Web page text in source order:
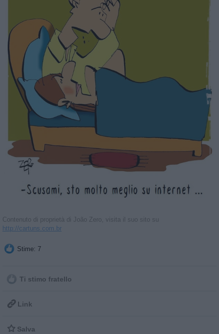
Contenuto di proprietà di João Zero, visita il suo sito su
http://cartuns.com.br
Stime: 7
Ti stimo fratello
 Link
 Salva